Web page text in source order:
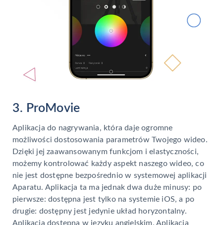
3. ProMovie
Aplikacja do nagrywania, która daje ogromne
możliwości dostosowania parametrów Twojego wideo.
Dzięki jej zaawansowanym funkcjom i elastyczności,
możemy kontrolować każdy aspekt naszego wideo, co
nie jest dostępne bezpośrednio w systemowej aplikacji
Aparatu. Aplikacja ta ma jednak dwa duże minusy: po
pierwsze: dostępna jest tylko na systemie iOS, a po
drugie: dostępny jest jedynie układ horyzontalny.
Aplikacja dostępna w języku angielskim. Aplikacja